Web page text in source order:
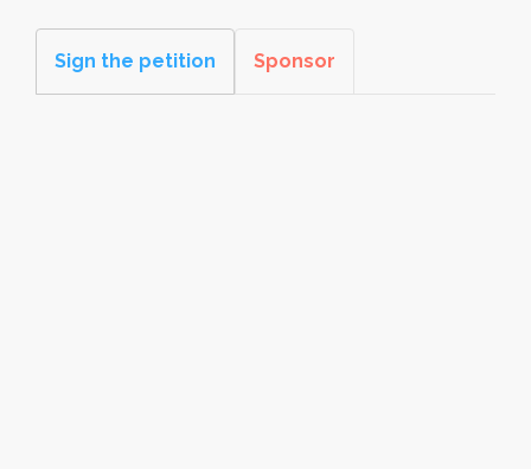
Sign the petition Sponsor